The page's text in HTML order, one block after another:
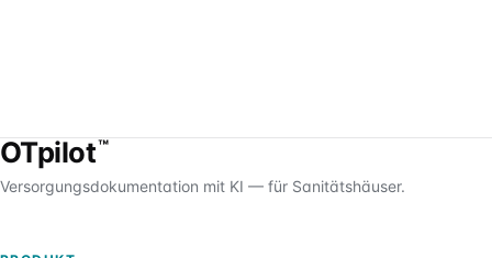
OTpilot™
Versorgungsdokumentation mit KI — für Sanitätshäuser.